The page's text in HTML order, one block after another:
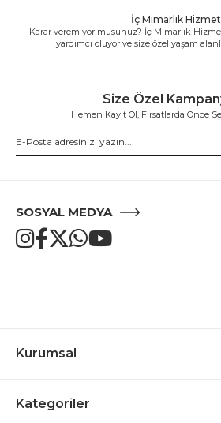
İç Mimarlık
Karar veremiyor musunuz? İç Mimarlık
yardımcı oluyor ve size özel yaşam
Size Özel
Hemen Kayıt Ol, Fırsatlarda Önce
SOSYAL MEDYA
Kurumsal
Kategoriler